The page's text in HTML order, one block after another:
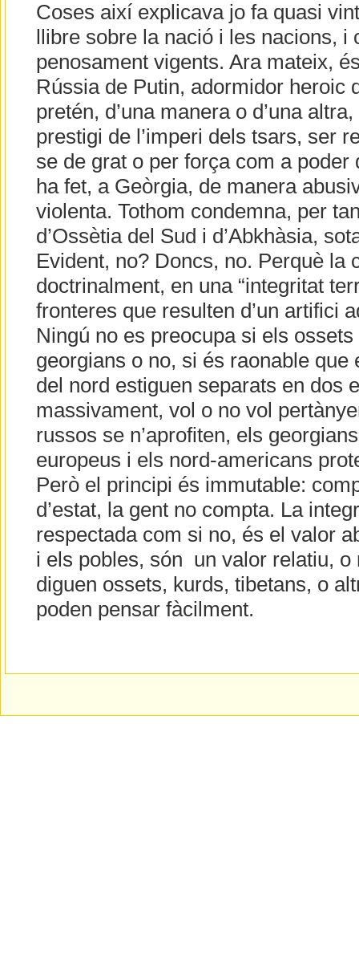
Coses així explicava jo fa quasi
llibre sobre la nació i les nacions, i
penosament vigents. Ara mateix,
Rússia de Putin, adormidor heroic
pretén, d’una manera o d’una
prestigi de l’imperi dels tsars, ser
se de grat o per força com a poder
ha fet, a Geòrgia, de manera
violenta. Tothom condemna, per
d’Ossètia del Sud i d’Abkhàsia,
Evident, no? Doncs, no. Perquè la
doctrinalment, en una “integritat
fronteres que resulten d’un artifici
Ningú no es preocupa si els
georgians o no, si és raonable que
del nord estiguen separats en dos
massivament, vol o no vol
russos se n’aprofiten, els
europeus i els nord-americans
Però el principi és immutable:
d’estat, la gent no compta. La
respectada com si no, és el valor
i els pobles, són un valor relatiu, o
diguen ossets, kurds, tibetans, o
poden pensar fàcilment.